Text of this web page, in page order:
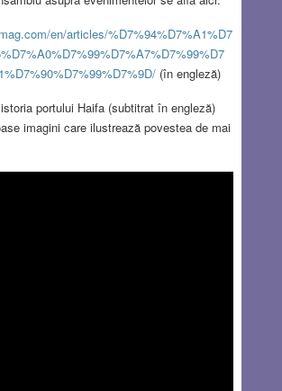
en/articles/%D7%94%D7%A1%D7
(în engleză)
portului Haifa (subtitrat în engleză)
imagini care ilustrează povestea de mai